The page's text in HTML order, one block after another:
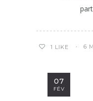
1 LIKE 6
07
FÉV